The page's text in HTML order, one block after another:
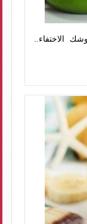
الاختفاء..